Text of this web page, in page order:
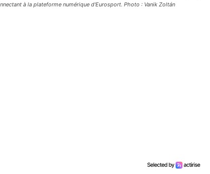
à la plateforme numérique d'Eurosport. Photo : Vanik Zoltán